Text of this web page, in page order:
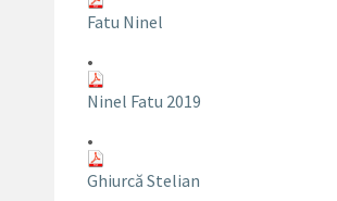
Fatu Ninel
•
Ninel Fatu 2019
•
Ghiurcă Stelian